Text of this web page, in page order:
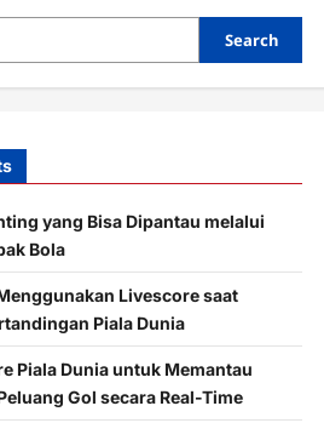
Search
yang Bisa Dipantau melalui
Bola
Livescore saat
Piala Dunia
Piala Dunia untuk Memantau
Gol secara Real-Time